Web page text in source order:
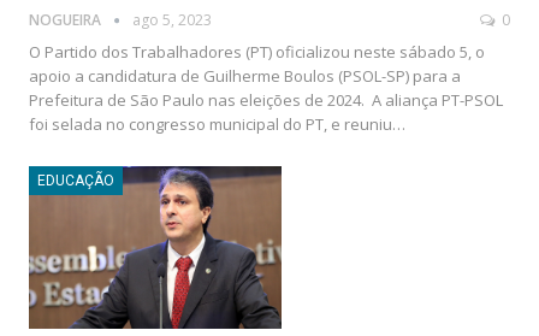
NOGUEIRA ago 5, 2023 0
O Partido dos Trabalhadores (PT) oficializou neste sábado 5, o
apoio a candidatura de Guilherme Boulos (PSOL-SP) para a
Prefeitura de São Paulo nas eleições de 2024. A aliança PT-PSOL
foi selada no congresso municipal do PT, e reuniu…
EDUCAÇÃO